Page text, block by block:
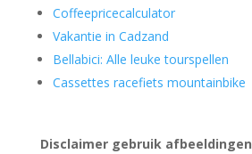
Coffeepricecalculator
Vakantie in Cadzand
Bellabici: Alle leuke tourspellen
Cassettes racefiets mountainbike
Disclaimer gebruik afbeeldingen